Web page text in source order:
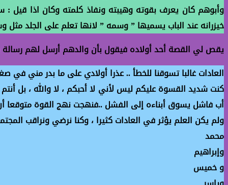
وأبوهم كان يعرف بقوته وهيبته ونفاذ كلمته وكان اذا قيل
خيزرانه عند الباب يسميها ” وسمه ” لانها تعلم على الجلد
يقص لي القصة أحد أولاده فيقول بأن والدهم أرسل لهم
العادات غالبا تسوقنا للخطأ .. عذرا أولادي على ما بدر مني في
كنت شديد القسوة عليكم ليس لأني لا أحبكم ، لا والله ، بل
أب فاشل يسوق أبناءه إلى الفشل ..فنهجت نهج القوة متوقعا
ولم يكن العلم يؤثر في العادات كثيرا ، وكنا نرضي ونراقب
محمد
وإبراهيم
و خميس